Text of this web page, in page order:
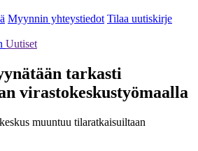
Myynnin yhteystiedot Tilaa uutiskirje
Uutiset
tarkasti
virastokeskustyömaalla
muuntuu tilaratkaisuiltaan